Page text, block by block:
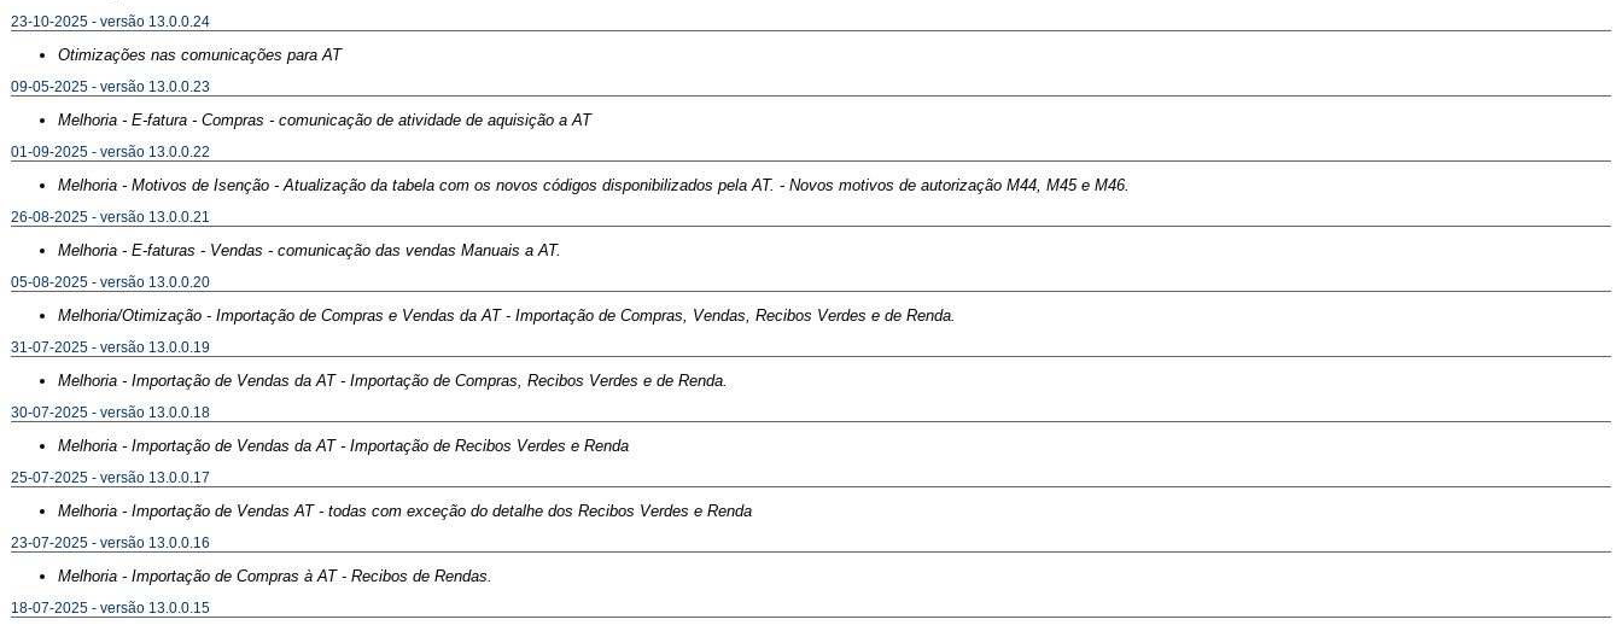
23-10-2025 - versão 13.0.0.24
Otimizações nas comunicações para AT
09-05-2025 - versão 13.0.0.23
Melhoria - E-fatura - Compras - comunicação de atividade de aquisição a AT
01-09-2025 - versão 13.0.0.22
Melhoria - Motivos de Isenção - Atualização da tabela com os novos códigos disponibilizados pela AT. - Novos motivos de autorização M44, M45 e M46.
26-08-2025 - versão 13.0.0.21
Melhoria - E-faturas - Vendas - comunicação das vendas Manuais a AT.
05-08-2025 - versão 13.0.0.20
Melhoria/Otimização - Importação de Compras e Vendas da AT - Importação de Compras, Vendas, Recibos Verdes e de Renda.
31-07-2025 - versão 13.0.0.19
Melhoria - Importação de Vendas da AT - Importação de Compras, Recibos Verdes e de Renda.
30-07-2025 - versão 13.0.0.18
Melhoria - Importação de Vendas da AT - Importação de Recibos Verdes e Renda
25-07-2025 - versão 13.0.0.17
Melhoria - Importação de Vendas AT - todas com exceção do detalhe dos Recibos Verdes e Renda
23-07-2025 - versão 13.0.0.16
Melhoria - Importação de Compras à AT - Recibos de Rendas.
18-07-2025 - versão 13.0.0.15